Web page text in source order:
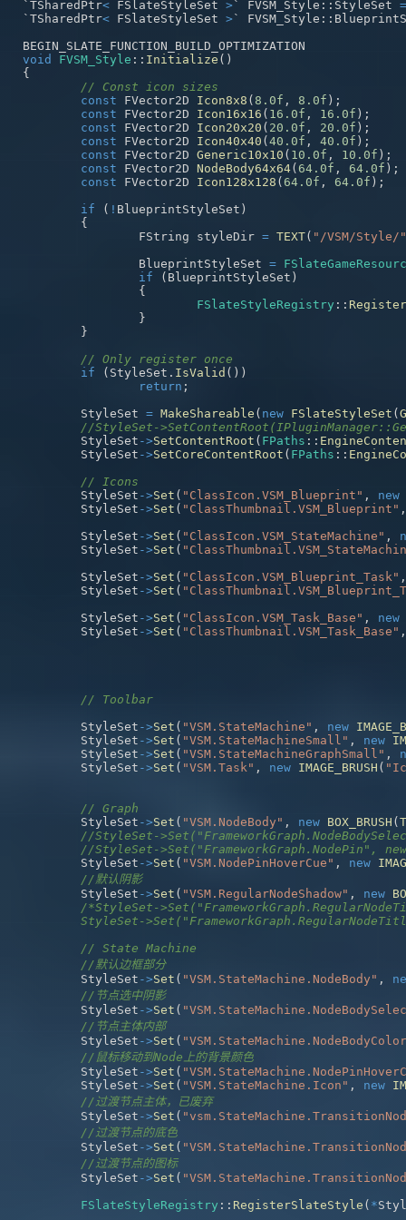
`TSharedPtr< FSlateStyleSet >` FVSM_Style :: StyleSet =
`TSharedPtr< FSlateStyleSet >` FVSM_Style ::
void
FVSM_Style :: Initialize ( )
{
// Const icon sizes
const FVector2D Icon8x8 ( 8.0f , 8.0f ) ;
const FVector2D Icon16x16 ( 16.0f , 16.0f ) ;
const FVector2D Icon20x20 ( 20.0f , 20.0f ) ;
const FVector2D Icon40x40 ( 40.0f , 40.0f ) ;
const FVector2D Generic10x10 ( 10.0f , 10.0f ) ;
const FVector2D NodeBody64x64( 64.0f , 64.0f ) ;
const FVector2D Icon128x128 ( 64.0f , 64.0f ) ;
if
( ! BlueprintStyleSet )
{
		FString styleDir
= TEXT( "/VSM/Style/"
		BlueprintStyleSet
=
if
( BlueprintStyleSet )
{
FSlateStyleRegistry ::
}
}
// Only register once
if
( StyleSet . IsValid ( ) )
return ;
	StyleSet
= MakeShareable ( new FSlateStyleSet (
//StyleSet-
	StyleSet
->SetContentRoot ( FPaths ::
	StyleSet
->SetCoreContentRoot ( FPaths ::
// Icons
	StyleSet
->Set ( "ClassIcon.VSM_Blueprint" ,
new
	StyleSet
->Set ( "ClassThumbnail.VSM_Blueprint" ,
	StyleSet
->Set ( "ClassIcon.VSM_StateMachine" ,
	StyleSet
->Set (
	StyleSet
->Set ( "ClassIcon.VSM_Blueprint_Task" ,
	StyleSet
->Set (
	StyleSet
->Set ( "ClassIcon.VSM_Task_Base" ,
new
	StyleSet
->Set ( "ClassThumbnail.VSM_Task_Base" ,
// Toolbar
	StyleSet
->Set ( "VSM.StateMachine" , new
	StyleSet
->Set ( "VSM.StateMachineSmall" , new
	StyleSet
->Set ( "VSM.StateMachineGraphSmall" ,
	StyleSet
->Set ( "VSM.Task" , new IMAGE_BRUSH (
// Graph
	StyleSet
->Set ( "VSM.NodeBody" , new BOX_BRUSH (
//StyleSet-
//StyleSet->Set("FrameworkGraph.NodePin",
	StyleSet
->Set ( "VSM.NodePinHoverCue" , new
//默认阴影
	StyleSet
->Set ( "VSM.RegularNodeShadow" , new
StyleSet-
// State Machine
//默认边框部分
	StyleSet
->Set ( "VSM.StateMachine.NodeBody" ,
//节点选中阴影
	StyleSet
->Set (
//节点主体内部
	StyleSet
->Set (
//鼠标移动到Node上的背景颜色
	StyleSet
->Set (
	StyleSet
->Set ( "VSM.StateMachine.Icon" , new
//过渡节点主体，已废弃
	StyleSet
->Set (
//过渡节点的底色
	StyleSet
->Set (
//过渡节点的图标
	StyleSet
->Set (
FSlateStyleRegistry :: RegisterSlateStyle ( *